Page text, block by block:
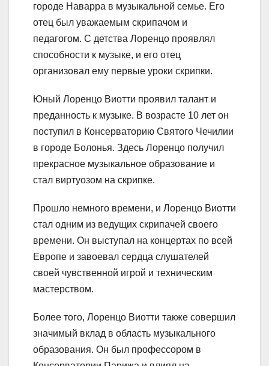
городе Наварра в музыкальной семье. Его
отец был уважаемым скрипачом и
педагогом. С детства Лоренцо проявлял
способности к музыке, и его отец
организовал ему первые уроки скрипки.
Юный Лоренцо Виотти проявил талант и
преданность к музыке. В возрасте 10 лет он
поступил в Консерваторию Святого Чечилии
в городе Болонья. Здесь Лоренцо получил
прекрасное музыкальное образование и
стал виртуозом на скрипке.
Прошло немного времени, и Лоренцо Виотти
стал одним из ведущих скрипачей своего
времени. Он выступал на концертах по всей
Европе и завоевал сердца слушателей
своей чувственной игрой и техническим
мастерством.
Более того, Лоренцо Виотти также совершил
значимый вклад в область музыкального
образования. Он был профессором в